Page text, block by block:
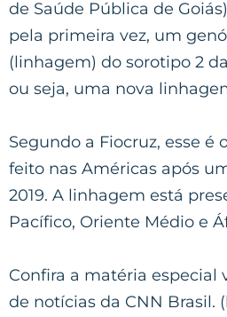
de Saúde Pública de
pela primeira vez, um
(linhagem) do sorotipo 2
ou seja, uma nova
Segundo a Fiocruz, esse é
feito nas Américas após
2019. A linhagem está
Pacífico, Oriente Médio e
Confira a matéria especial
de notícias da CNN Brasil.